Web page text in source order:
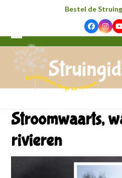
Bestel de
Facebook
Open
mobile
menu
Close
mobile
menu
Stroomwaarts,
rivieren